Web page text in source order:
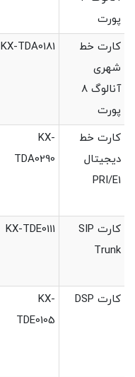
پورت
کارت خط
شهری
آنالوگ ۸
پورت
KX-TDA0181
کارت خط
دیجیتال
PRI/E1
KX-
TDA0290
کارت SIP
Trunk
KX-TDE0111
کارت DSP
KX-
TDE0105